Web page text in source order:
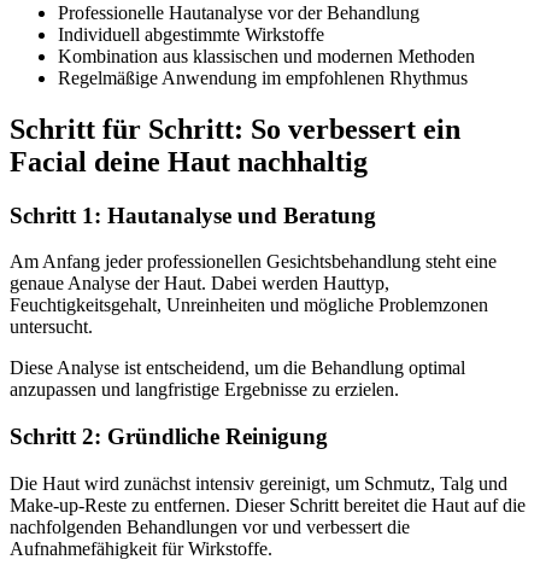
Professionelle Hautanalyse vor der Behandlung
Individuell abgestimmte Wirkstoffe
Kombination aus klassischen und modernen Methoden
Regelmäßige Anwendung im empfohlenen Rhythmus
Schritt für Schritt: So verbessert ein
Facial deine Haut nachhaltig
Schritt 1: Hautanalyse und Beratung
Am Anfang jeder professionellen Gesichtsbehandlung steht eine
genaue Analyse der Haut. Dabei werden Hauttyp,
Feuchtigkeitsgehalt, Unreinheiten und mögliche Problemzonen
untersucht.
Diese Analyse ist entscheidend, um die Behandlung optimal
anzupassen und langfristige Ergebnisse zu erzielen.
Schritt 2: Gründliche Reinigung
Die Haut wird zunächst intensiv gereinigt, um Schmutz, Talg und
Make-up-Reste zu entfernen. Dieser Schritt bereitet die Haut auf die
nachfolgenden Behandlungen vor und verbessert die
Aufnahmefähigkeit für Wirkstoffe.